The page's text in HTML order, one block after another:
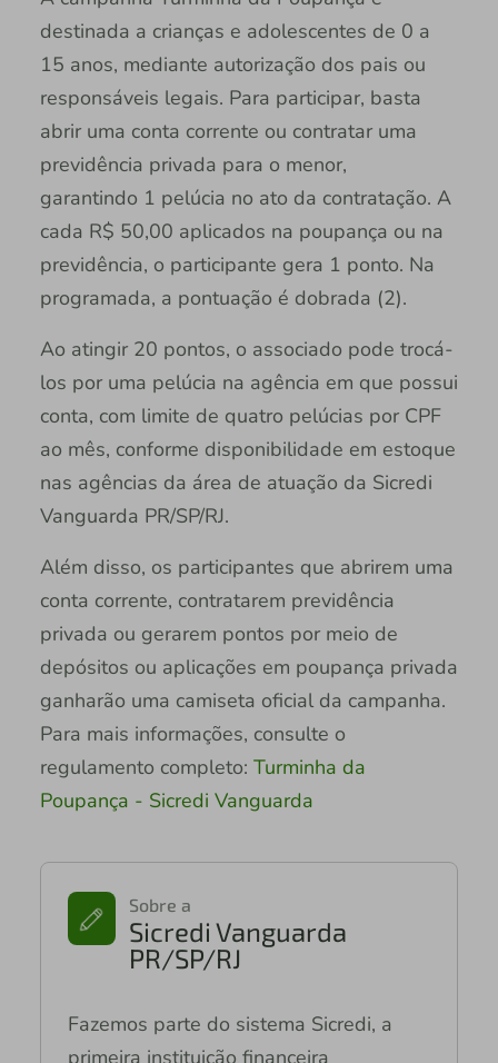
destinada a crianças e adolescentes de 0 a
15 anos, mediante autorização dos pais ou
responsáveis legais. Para participar, basta
abrir uma conta corrente ou contratar uma
previdência privada para o menor,
garantindo 1 pelúcia no ato da contratação. A
cada R$ 50,00 aplicados na poupança ou na
previdência, o participante gera 1 ponto. Na
programada, a pontuação é dobrada (2).
Ao atingir 20 pontos, o associado pode trocá-
los por uma pelúcia na agência em que possui
conta, com limite de quatro pelúcias por CPF
ao mês, conforme disponibilidade em estoque
nas agências da área de atuação da Sicredi
Vanguarda PR/SP/RJ.
Além disso, os participantes que abrirem uma
conta corrente, contratarem previdência
privada ou gerarem pontos por meio de
depósitos ou aplicações em poupança privada
ganharão uma camiseta oficial da campanha.
Para mais informações, consulte o
regulamento completo: Turminha da
Poupança - Sicredi Vanguarda
Sobre a
Sicredi Vanguarda
PR/SP/RJ
Fazemos parte do sistema Sicredi, a
primeira instituição financeira